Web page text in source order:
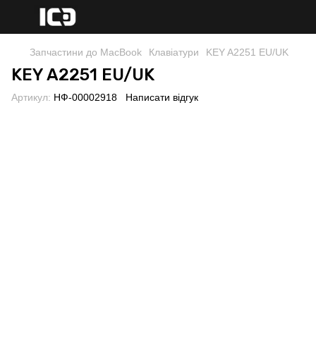
Запчастини до MacBook Клавіатури KEY A2251 EU/UK
KEY A2251 EU/UK
Артикул: НФ-00002918 Написати відгук